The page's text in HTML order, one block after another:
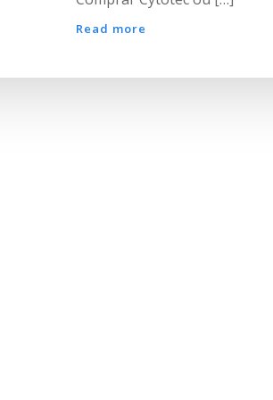
Read more